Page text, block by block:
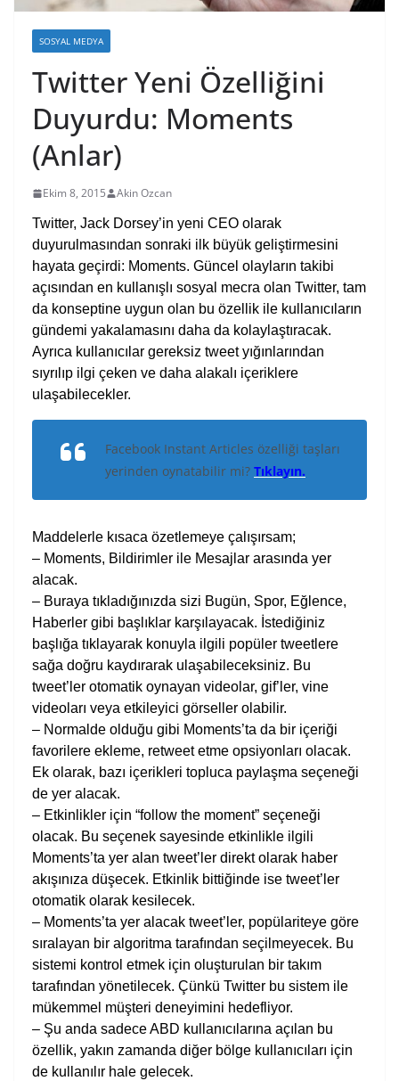
SOSYAL MEDYA
Twitter Yeni Özelliğini
Duyurdu: Moments
(Anlar)
Ekim 8, 2015
Akin Ozcan
Twitter, Jack Dorsey’in yeni CEO olarak
duyurulmasından sonraki ilk büyük geliştirmesini
hayata geçirdi: Moments. Güncel olayların takibi
açısından en kullanışlı sosyal mecra olan Twitter, tam
da konseptine uygun olan bu özellik ile kullanıcıların
gündemi yakalamasını daha da kolaylaştıracak.
Ayrıca kullanıcılar gereksiz tweet yığınlarından
sıyrılıp ilgi çeken ve daha alakalı içeriklere
ulaşabilecekler.
Facebook Instant Articles özelliği taşları
yerinden oynatabilir mi? Tıklayın.
Maddelerle kısaca özetlemeye çalışırsam;
– Moments, Bildirimler ile Mesajlar arasında yer
alacak.
– Buraya tıkladığınızda sizi Bugün, Spor, Eğlence,
Haberler gibi başlıklar karşılayacak. İstediğiniz
başlığa tıklayarak konuyla ilgili popüler tweetlere
sağa doğru kaydırarak ulaşabileceksiniz. Bu
tweet’ler otomatik oynayan videolar, gif’ler, vine
videoları veya etkileyici görseller olabilir.
– Normalde olduğu gibi Moments’ta da bir içeriği
favorilere ekleme, retweet etme opsiyonları olacak.
Ek olarak, bazı içerikleri topluca paylaşma seçeneği
de yer alacak.
– Etkinlikler için “follow the moment” seçeneği
olacak. Bu seçenek sayesinde etkinlikle ilgili
Moments’ta yer alan tweet’ler direkt olarak haber
akışınıza düşecek. Etkinlik bittiğinde ise tweet’ler
otomatik olarak kesilecek.
– Moments’ta yer alacak tweet’ler, popülariteye göre
sıralayan bir algoritma tarafından seçilmeyecek. Bu
sistemi kontrol etmek için oluşturulan bir takım
tarafından yönetilecek. Çünkü Twitter bu sistem ile
mükemmel müşteri deneyimini hedefliyor.
– Şu anda sadece ABD kullanıcılarına açılan bu
özellik, yakın zamanda diğer bölge kullanıcıları için
de kullanılır hale gelecek.